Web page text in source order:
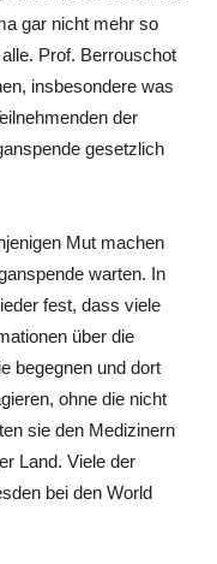
gar nicht mehr so
Prof. Berrouschot
insbesondere was
der
gesetzlich
Mut machen
warten. In
fest, dass viele
über die
begegnen und dort
ohne die nicht
sie den Medizinern
Land. Viele der
bei den World